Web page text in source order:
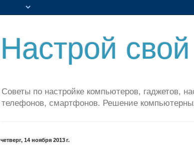
Настрой
Советы по настройке компьютеров, гаджетов,
телефонов, смартфонов. Решение
четверг, 14 ноября 2013 г.